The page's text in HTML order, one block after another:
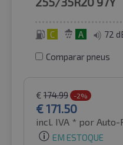
C A 72
Comparar pneus
€ 174.99 -2%
€171.50
incl. IVA * por Auto-
EM ESTOQUE